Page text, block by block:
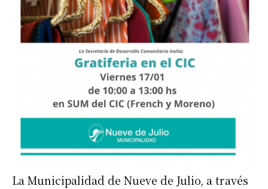
La Municipalidad de Nueve de Julio, a través